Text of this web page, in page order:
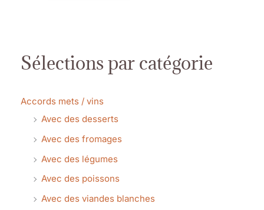
Sélections par catégorie
Accords mets / vins
Avec des desserts
Avec des fromages
Avec des légumes
Avec des poissons
Avec des viandes blanches